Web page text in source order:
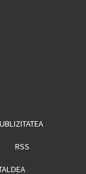
RSS